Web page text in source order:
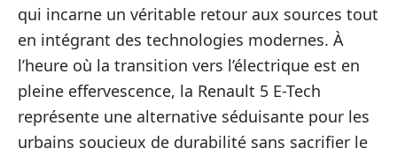
qui incarne un véritable retour aux sources tout
en intégrant des technologies modernes. À
l’heure où la transition vers l’électrique est en
pleine effervescence, la Renault 5 E-Tech
représente une alternative séduisante pour les
urbains soucieux de durabilité sans sacrifier le